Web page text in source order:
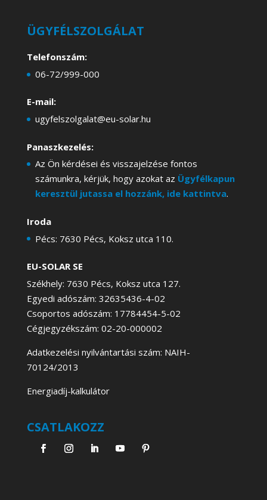
ÜGYFÉLSZOLGÁLAT
Telefonszám:
06-72/999-000
E-mail:
ugyfelszolgalat@eu-solar.hu
Panaszkezelés:
Az Ön kérdései és visszajelzése fontos
számunkra, kérjük, hogy azokat az Ügyfélkapun
keresztül jutassa el hozzánk, ide kattintva.
Iroda
Pécs: 7630 Pécs, Koksz utca 110.
EU-SOLAR SE
Székhely: 7630 Pécs, Koksz utca 127.
Egyedi adószám: 32635436-4-02
Csoportos adószám: 17784454-5-02
Cégjegyzékszám: 02-20-000002
Adatkezelési nyilvántartási szám: NAIH-
70124/2013
Energiadíj-kalkulátor
CSATLAKOZZ